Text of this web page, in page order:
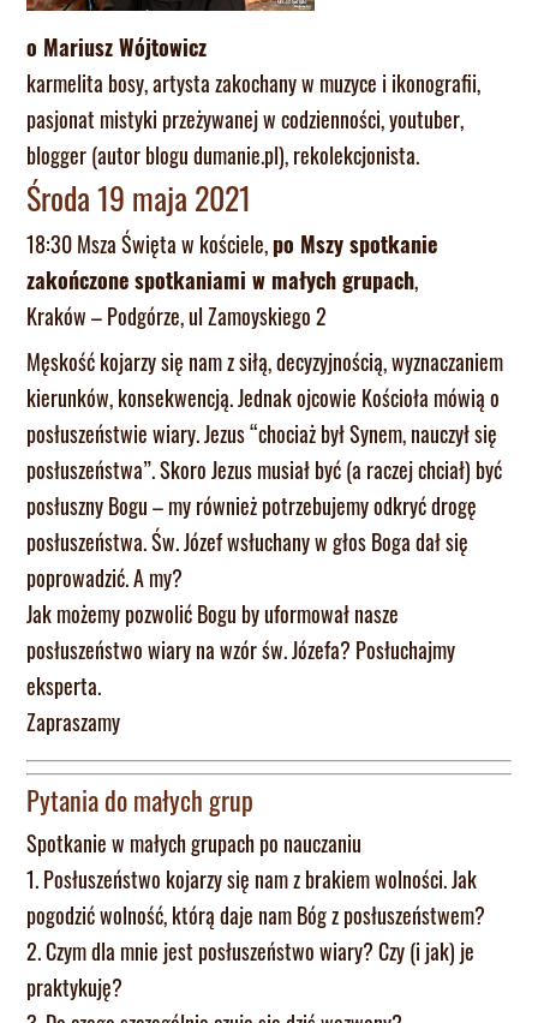
o Mariusz Wójtowicz
karmelita bosy, artysta zakochany w muzyce i ikonografii,
pasjonat mistyki przeżywanej w codzienności, youtuber,
blogger (autor blogu dumanie.pl), rekolekcjonista.
Środa 19 maja 2021
18:30 Msza Święta w kościele,po Mszy spotkanie
zakończone spotkaniami w małych grupach,
Kraków – Podgórze, ul Zamoyskiego 2
Męskość kojarzy się nam z siłą, decyzyjnością, wyznaczaniem
kierunków, konsekwencją. Jednak ojcowie Kościoła mówią o
posłuszeństwie wiary. Jezus “chociaż był Synem, nauczył się
posłuszeństwa”. Skoro Jezus musiał być (a raczej chciał) być
posłuszny Bogu – my również potrzebujemy odkryć drogę
posłuszeństwa. Św. Józef wsłuchany w głos Boga dał się
poprowadzić. A my?
Jak możemy pozwolić Bogu by uformował nasze
posłuszeństwo wiary na wzór św. Józefa? Posłuchajmy
eksperta.
Zapraszamy
Pytania do małych grup
Spotkanie w małych grupach po nauczaniu
1. Posłuszeństwo kojarzy się nam z brakiem wolności. Jak
pogodzić wolność, którą daje nam Bóg z posłuszeństwem?
2. Czym dla mnie jest posłuszeństwo wiary? Czy (i jak) je
praktykuję?